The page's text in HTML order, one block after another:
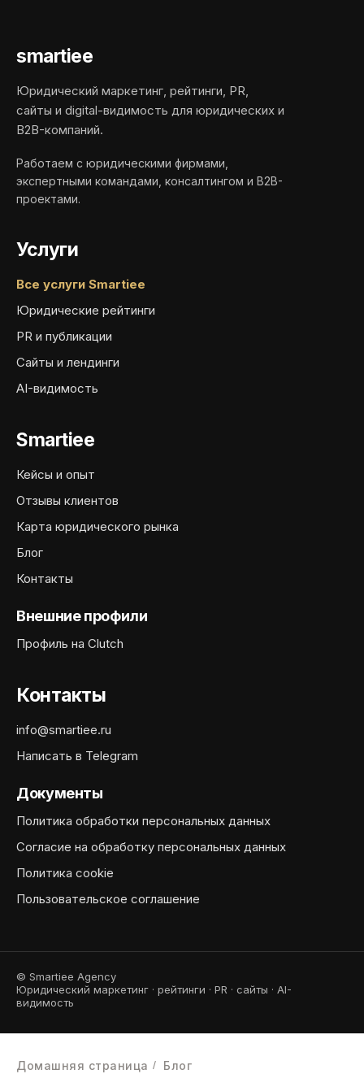
smartiee
Юридический маркетинг, рейтинги, PR,
сайты и digital-видимость для юридических и
B2B-компаний.
Работаем с юридическими фирмами,
экспертными командами, консалтингом и B2B-
проектами.
Услуги
Все услуги Smartiee
Юридические рейтинги
PR и публикации
Сайты и лендинги
AI-видимость
Smartiee
Кейсы и опыт
Отзывы клиентов
Карта юридического рынка
Блог
Контакты
Внешние профили
Профиль на Clutch
Контакты
info@smartiee.ru
Написать в Telegram
Документы
Политика обработки персональных данных
Согласие на обработку персональных данных
Политика cookie
Пользовательское соглашение
© Smartiee Agency
Юридический маркетинг · рейтинги · PR · сайты · AI-
видимость
Домашняя страница / Блог